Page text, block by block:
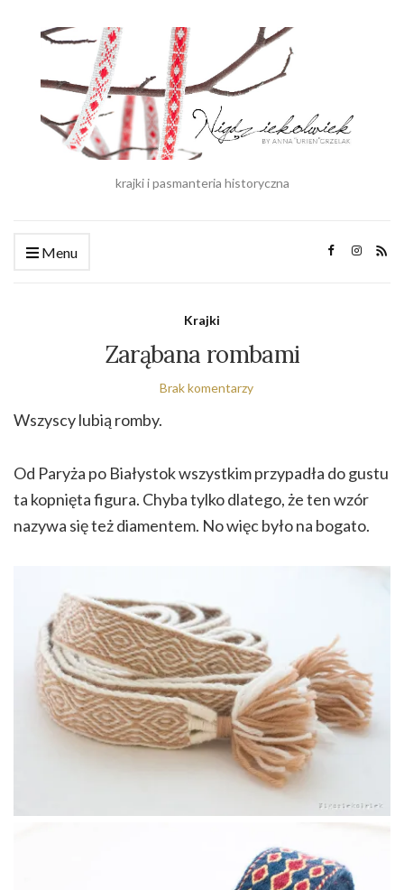
krajki i pasmanteria historyczna
Menu
Krajki
Zarąbana rombami
Brak komentarzy
Wszyscy lubią romby.
Od Paryża po Białystok wszystkim przypadła do gustu
ta kopnięta figura. Chyba tylko dlatego, że ten wzór
nazywa się też diamentem. No więc było na bogato.